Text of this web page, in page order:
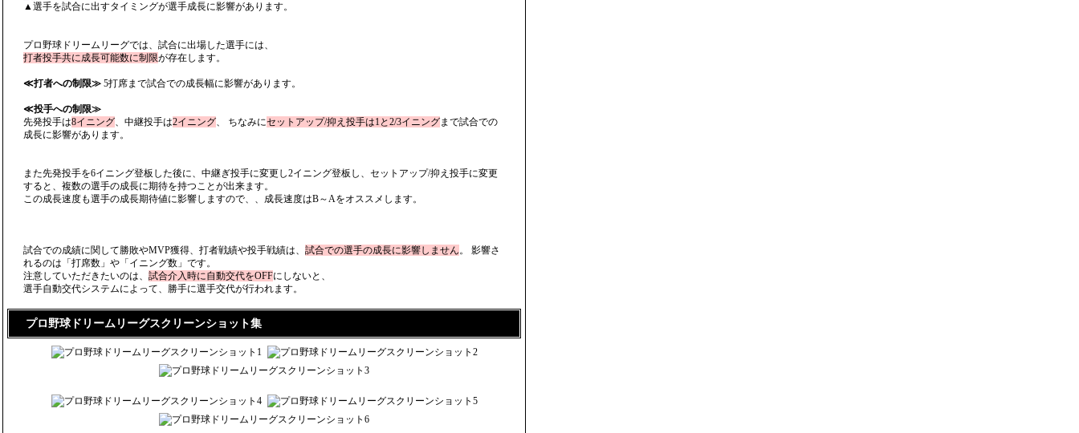
▲選手を試合に出すタイミングが選手成長に影響があります。
プロ野球ドリームリーグでは、試合に出場した選手には、
打者投手共に成長可能数に制限が存在します。
≪打者への制限≫ 5打席まで試合での成長幅に影響があります。
≪投手への制限≫
先発投手は8イニング、中継投手は2イニング、 ちなみにセットアップ/抑え投手は1と2/3イニングまで試合での
成長に影響があります。
また先発投手を6イニング登板した後に、中継ぎ投手に変更し2イニング登板し、セットアップ/抑え投手に変更
すると、複数の選手の成長に期待を持つことが出来ます。
この成長速度も選手の成長期待値に影響しますので、、成長速度はB～Aをオススメします。
試合での成績に関して勝敗やMVP獲得、打者戦績や投手戦績は、 試合での選手の成長に影響しません。 影響さ
れるのは「打席数」や「イニング数」です。
注意していただきたいのは、 試合介入時に自動交代をOFFにしないと、
選手自動交代システムによって、勝手に選手交代が行われます。
プロ野球ドリームリーグスクリーンショット集